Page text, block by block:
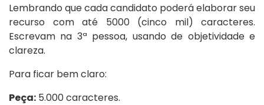
Lembrando que cada candidato poderá elaborar seu
recurso com até 5000 (cinco mil) caracteres.
Escrevam na 3ª pessoa, usando de objetividade e
clareza.
Para ficar bem claro:
Peça: 5.000 caracteres.